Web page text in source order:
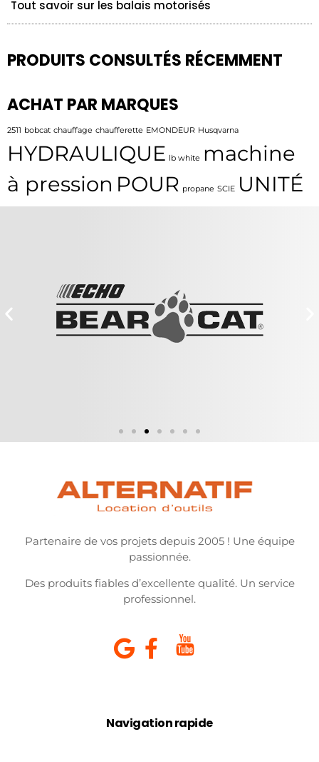
Tout savoir sur les balais motorisés
PRODUITS CONSULTÉS RÉCEMMENT
ACHAT PAR MARQUES
2511 bobcat chauffage chaufferette EMONDEUR Husqvarna
HYDRAULIQUE lb white machine
à pression POUR propane SCIE UNITÉ
Partenaire de vos projets depuis 2005 ! Une équipe
passionnée.
Des produits fiables d’excellente qualité. Un service
professionnel.
Navigation rapide